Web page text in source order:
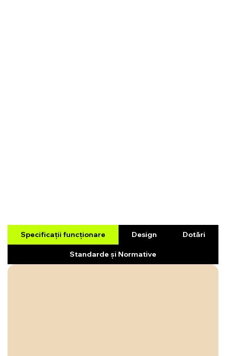
Specificații funcționare Design Dotări
Standarde și Normative